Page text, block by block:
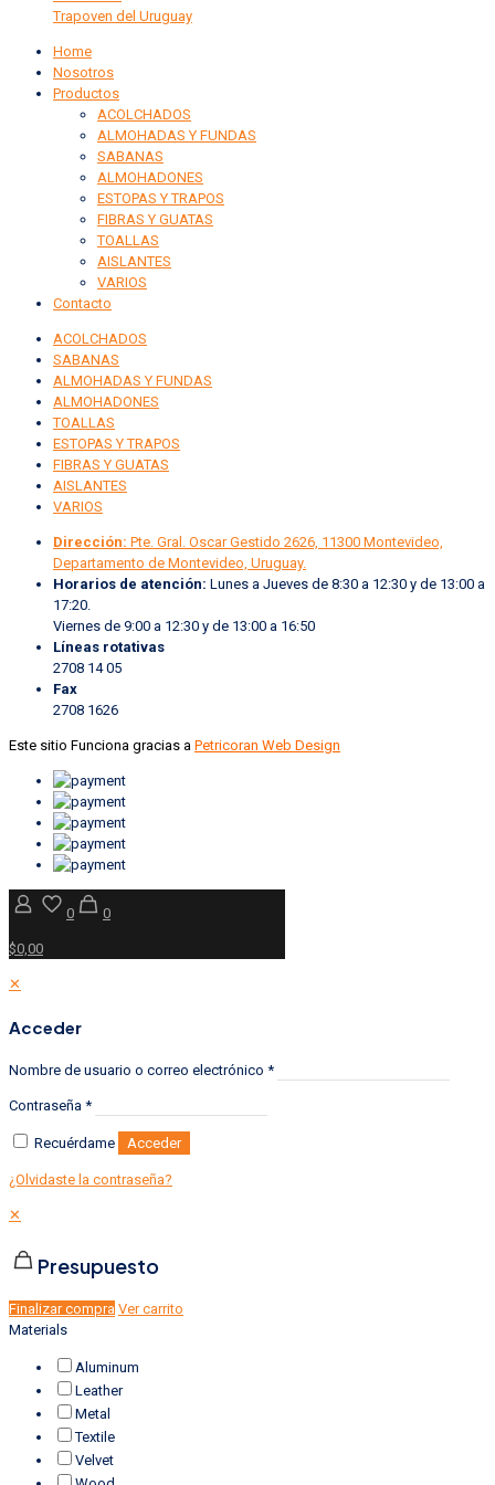
pueden
producto
Trapoven del Uruguay
Home
Nosotros
Productos
ACOLCHADOS
ALMOHADAS Y FUNDAS
SABANAS
ALMOHADONES
ESTOPAS Y TRAPOS
FIBRAS Y GUATAS
TOALLAS
AISLANTES
VARIOS
Contacto
ACOLCHADOS
SABANAS
ALMOHADAS Y FUNDAS
ALMOHADONES
TOALLAS
ESTOPAS Y TRAPOS
FIBRAS Y GUATAS
AISLANTES
VARIOS
Dirección: Pte. Gral. Oscar Gestido 2626, 11300 Montevideo,
Departamento de Montevideo, Uruguay.
Horarios de atención: Lunes a Jueves de 8:30 a 12:30 y de 13:00 a
17:20.
Viernes de 9:00 a 12:30 y de 13:00 a 16:50
Líneas rotativas
2708 14 05
Fax
2708 1626
Este sitio Funciona gracias a Petricoran Web Design
0 0
$0,00
✕
Acceder
Nombre de usuario o correo electrónico *
Contraseña *
Recuérdame Acceder
¿Olvidaste la contraseña?
✕
Presupuesto
Finalizar compra Ver carrito
Materials
Aluminum
Leather
Metal
Textile
Velvet